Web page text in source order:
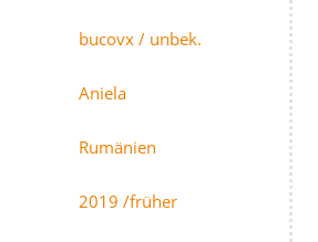
bucovx / unbek.
Aniela
Rumänien
2019 /früher